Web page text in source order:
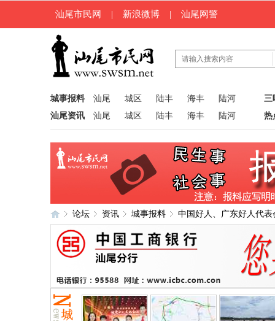
汕尾市民网 | 新浪微博 | 汕尾网警
城事报料 汕尾 城区 陆丰 海丰
陆河
汕尾资讯
汕尾 城区 陆丰 海丰 陆河
三
热
论坛 资讯 城事报料 中国好人、广东好人代